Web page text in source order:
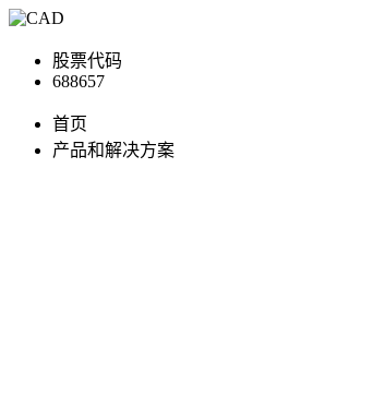
股票代码
688657
首页
产品和解决方案